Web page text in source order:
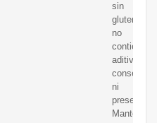
sin
gluten,
no
contienen
aditivos,
ni
Mantener